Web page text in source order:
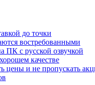
до точки
востребованными
ПК с русской озвучкой
качестве
цены и не пропускать